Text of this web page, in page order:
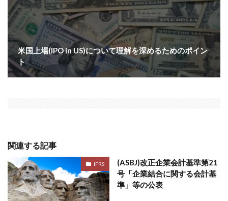
米国上場(IPO in US)について理解を深めるためのポイン
ト
関連する記事
IFRS
(ASBJ)改正企業会計基準第21
号「企業結合に関する会計基
準」等の公表